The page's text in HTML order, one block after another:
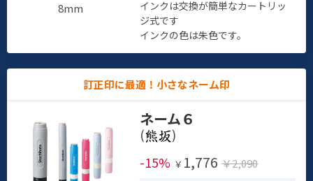
8mm
インクは交換が簡単なカートリッ
ジ式です
インクの色は朱色です。
訂正印に最適！小さなネーム印
ネーム６
(
)
-15% ￥ 1,776 ￥2,090